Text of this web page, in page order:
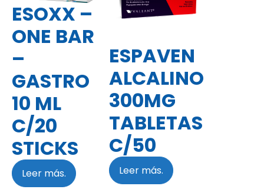
ESOXX –
ONE BAR
–
GASTRO
10 ML
C/20
STICKS
Leer más.
ESPAVEN
ALCALINO
300MG
TABLETAS
C/50
Leer más.